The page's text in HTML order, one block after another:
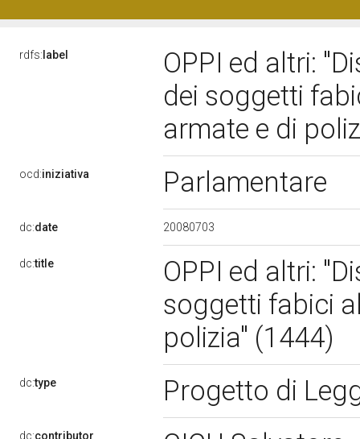
rdfs: label
OPPI ed altri:
dei soggetti
armate e di
ocd:iniziativa Parlamentare
dc:date 20080703
dc:title
OPPI ed altri:
soggetti fabici
polizia" (1444)
dc:type Progetto di
dc:contributor